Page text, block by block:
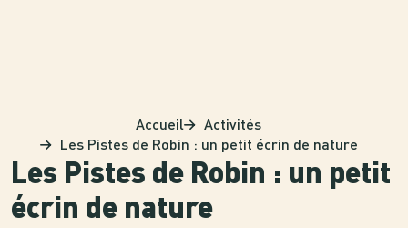
Les Pistes de Robin : un petit
écrin de nature
Accueil
Activités
Les Pistes de Robin : un petit écrin de nature